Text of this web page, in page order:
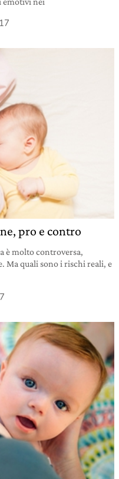
pro e contro
è molto controversa,
Ma quali sono i rischi reali, e